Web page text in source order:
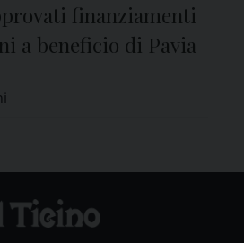
finanziamenti
a beneficio di Pavia